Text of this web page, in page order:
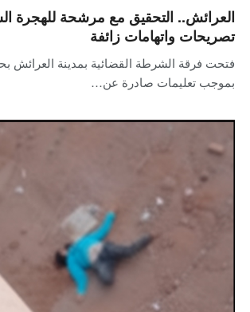
العرائش.. التحقيق مع مرشحة للهجرة
تصريحات واتهامات زائفة
فتحت فرقة الشرطة القضائية بمدينة العرائش
بموجب تعليمات صادرة عن…